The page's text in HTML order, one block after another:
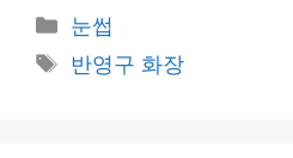
카
테
눈썹
태
반영구 화장